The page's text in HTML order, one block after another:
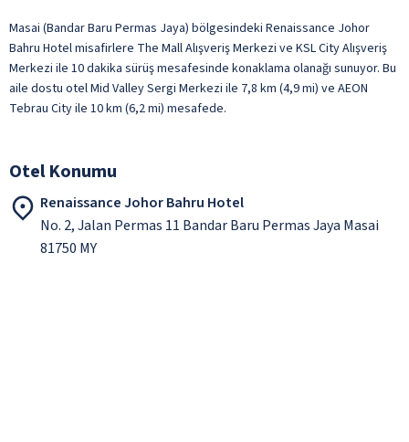
Masai (Bandar Baru Permas Jaya) bölgesindeki Renaissance Johor
Bahru Hotel misafirlere The Mall Alışveriş Merkezi ve KSL City Alışveriş
Merkezi ile 10 dakika sürüş mesafesinde konaklama olanağı sunuyor. Bu
aile dostu otel Mid Valley Sergi Merkezi ile 7,8 km (4,9 mi) ve AEON
Tebrau City ile 10 km (6,2 mi) mesafede.
Otel Konumu
Renaissance Johor Bahru Hotel
No. 2, Jalan Permas 11 Bandar Baru Permas Jaya Masai
81750 MY